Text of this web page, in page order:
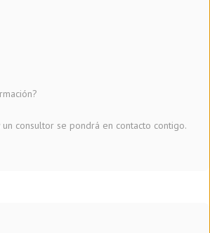
un consultor se pondrá en contacto contigo.